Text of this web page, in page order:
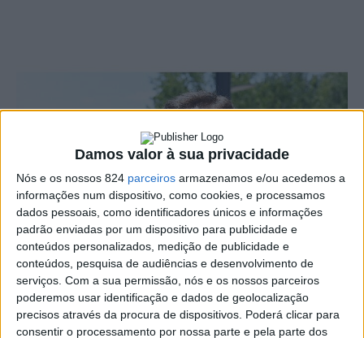
Damos valor à sua privacidade
Nós e os nossos 824 parceiros armazenamos e/ou acedemos a
informações num dispositivo, como cookies, e processamos
dados pessoais, como identificadores únicos e informações
padrão enviadas por um dispositivo para publicidade e
conteúdos personalizados, medição de publicidade e
conteúdos, pesquisa de audiências e desenvolvimento de
serviços. Com a sua permissão, nós e os nossos parceiros
poderemos usar identificação e dados de geolocalização
precisos através da procura de dispositivos. Poderá clicar para
consentir o processamento por nossa parte e pela parte dos
Hugo Hilário foi reeleito para um terceiro mandato na